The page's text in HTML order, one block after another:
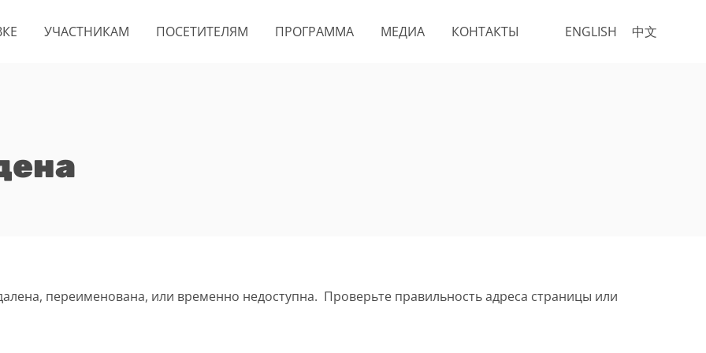
ENGLISH 中文
УЧАСТНИКАМ ПОСЕТИТЕЛЯМ ПРОГРАММА МЕДИА КОНТАКТЫ
переименована, или временно недоступна. Проверьте правильность адреса страницы или